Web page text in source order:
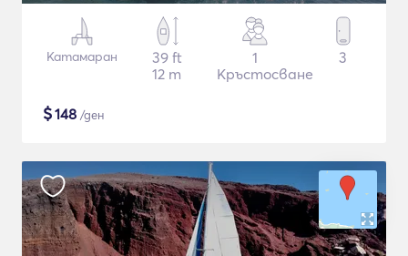
Катамаран
39 ft
12 m
1
Кръстосване
3
$148 /ден